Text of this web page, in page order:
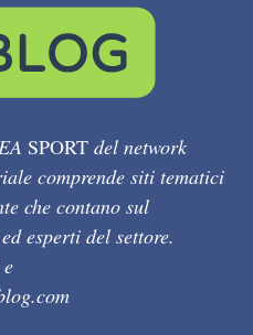
SPORT del network
comprende siti tematici
che contano sul
esperti del settore.